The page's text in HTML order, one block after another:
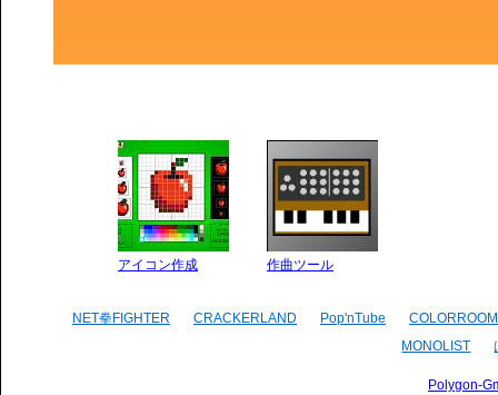
アイコン作成 作曲ツール
NET拳FIGHTER CRACKERLAND Pop'nTube
COLORROOM
MONOLIST
Polygon-